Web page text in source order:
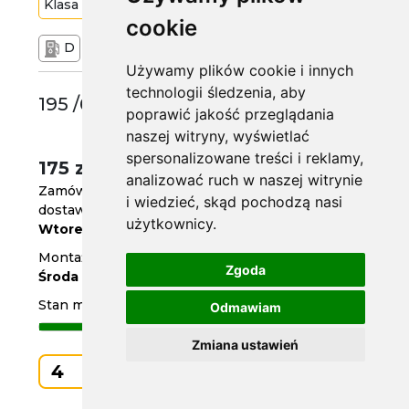
cookie
Używamy plików cookie i innych
technologii śledzenia, aby
poprawić jakość przeglądania
naszej witryny, wyświetlać
spersonalizowane treści i reklamy,
analizować ruch w naszej witrynie
i wiedzieć, skąd pochodzą nasi
użytkownicy.
Zgoda
Odmawiam
Zmiana ustawień
Klasa Budżetowa 88 H
D
195 /60 R15
175 zł
Zamów do
godz. 14
dostawa już jutro
Wtorek
Montaż w serwisie za 2 dni
Środa
Stan magazynowy